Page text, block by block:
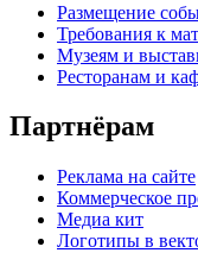
Размещение
Требования к
Музеям и
Ресторанам и
Партнёрам
Реклама на сайте
Коммерческое
Медиа кит
Логотипы в